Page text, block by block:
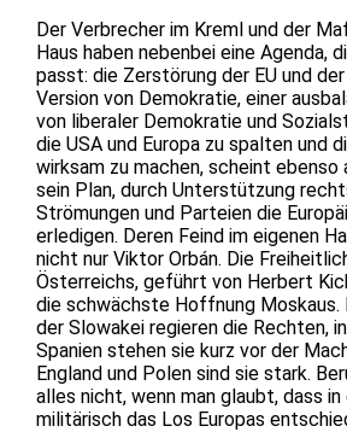
Der Verbrecher im Kreml und der
Haus haben nebenbei eine Agenda,
passt: die Zerstörung der EU und
Version von Demokratie, einer
von liberaler Demokratie und
die USA und Europa zu spalten und
wirksam zu machen, scheint ebenso
sein Plan, durch Unterstützung
Strömungen und Parteien die
erledigen. Deren Feind im eigenen
nicht nur Viktor Orbán. Die
Österreichs, geführt von Herbert
die schwächste Hoffnung Moskaus.
der Slowakei regieren die Rechten,
Spanien stehen sie kurz vor der
England und Polen sind sie stark.
alles nicht, wenn man glaubt, dass in
militärisch das Los Europas